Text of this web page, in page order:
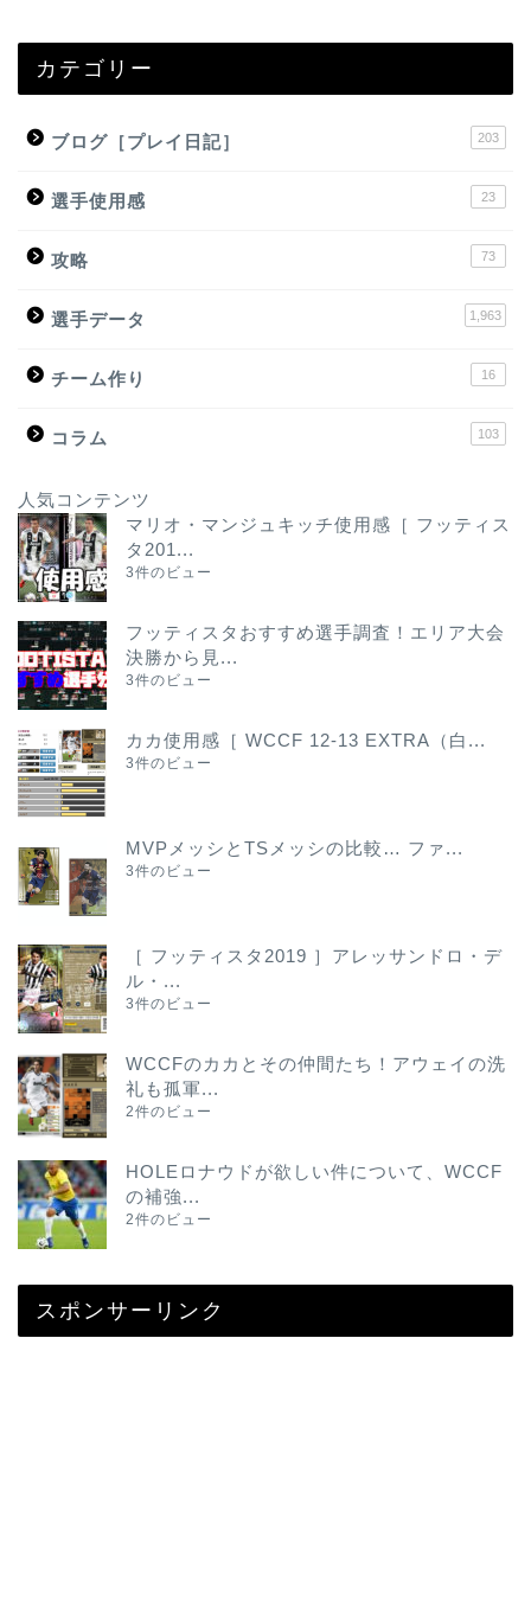
カテゴリー
ブログ［プレイ日記］ 203
選手使用感 23
攻略 73
選手データ 1,963
チーム作り 16
コラム 103
人気コンテンツ
マリオ・マンジュキッチ使用感［ フッティス
タ201...
3件のビュー
フッティスタおすすめ選手調査！エリア大会
決勝から見...
3件のビュー
カカ使用感［ WCCF 12-13 EXTRA（白...
3件のビュー
MVPメッシとTSメッシの比較… ファ...
3件のビュー
［ フッティスタ2019 ］アレッサンドロ・デ
ル・...
3件のビュー
WCCFのカカとその仲間たち！アウェイの洗
礼も孤軍...
2件のビュー
HOLEロナウドが欲しい件について、WCCF
の補強...
2件のビュー
スポンサーリンク